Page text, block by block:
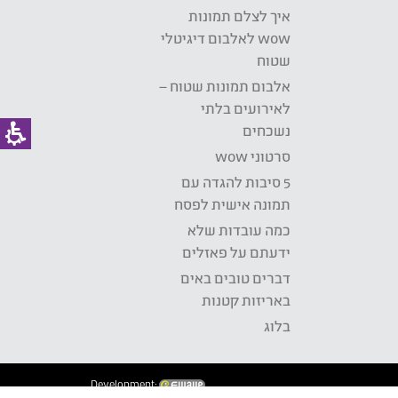
איך לצלם תמונות
wow לאלבום דיגיטלי
שטוח
אלבום תמונות שטוח –
לאירועים בלתי
נשכחים
סרטוני wow
5 סיבות להגדה עם
תמונה אישית לפסח
כמה עובדות שלא
ידעתם על פאזלים
דברים טובים באים
באריזות קטנות
בלוג
Development: